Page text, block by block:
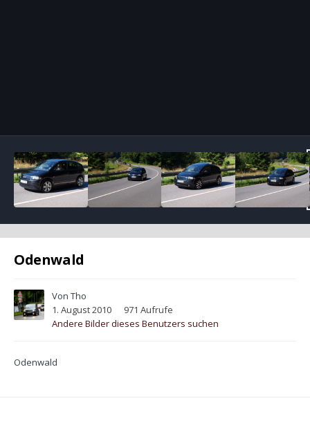
Odenwald
Von Tho
1. August 2010
971 Aufrufe
Andere Bilder dieses Benutzers suchen
Odenwald